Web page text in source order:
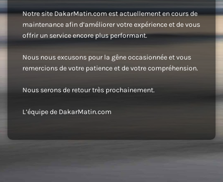
Notre site DakarMatin.com est actuellement en cours de
maintenance afin d’améliorer votre expérience et de vous
offrir un service encore plus performant.
Nous nous excusons pour la gêne occasionnée et vous
remercions de votre patience et de votre compréhension.
Nous serons de retour très prochainement.
L’équipe de DakarMatin.com